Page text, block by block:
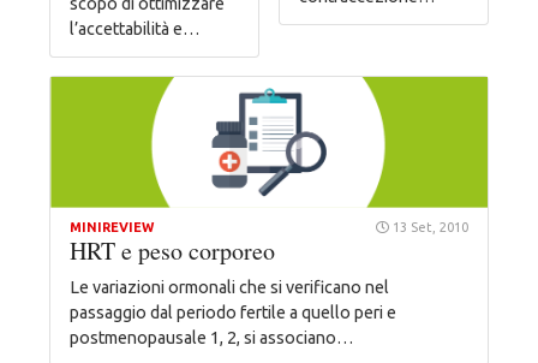
l’accettabilità e…
MINIREVIEW 13 Set, 2010
HRT e peso corporeo
Le variazioni ormonali che si verificano nel
passaggio dal periodo fertile a quello peri e
postmenopausale 1, 2, si associano…